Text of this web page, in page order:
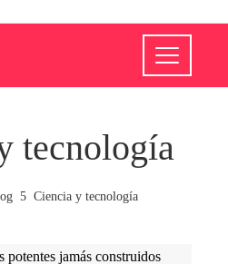
tecnología
Ciencia y tecnología